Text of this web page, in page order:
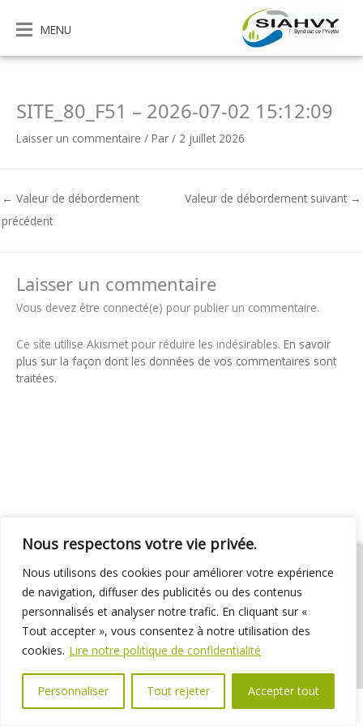
Nous respectons votre vie privée.
Nous utilisons des cookies pour améliorer votre expérience
de navigation, diffuser des publicités ou des contenus
personnalisés et analyser notre trafic. En cliquant sur «
Tout accepter », vous consentez à notre utilisation des
cookies. Lire notre politique de confidentialité
Personnaliser Tout rejeter Accepter tout
contenu
MENU
SITE_80_F51 – 2026-07-02 15:12:09
Laisser un commentaire / Par / 2 juillet 2026
← Valeur de débordement
précédent
Valeur de débordement suivant →
Laisser un commentaire
Vous devez être connecté(e) pour publier un commentaire.
Ce site utilise Akismet pour réduire les indésirables. En savoir
plus sur la façon dont les données de vos commentaires sont
traitées.
01 69 31 72 10 01 69 31 37 31
Nous contacter
Espace élus
Marchés publics Délibérations